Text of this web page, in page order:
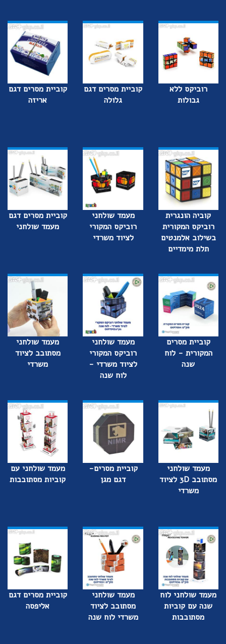
רוביקס ללא
גבולות
קוביית מסרים דגם
גלולה
קוביית מסרים דגם
אריזה
קוביה הונגרית
רוביקס המקורית
בשילוב אלמנטים
תלת מימדיים
מעמד שולחני
רוביקס המקורי
לציוד משרדי
קוביית מסרים דגם
מעמד שולחני
קוביית מסרים
המקורית - לוח
שנה
מעמד שולחני
רוביקס המקורי
לציוד משרדי -
לוח שנה
מעמד שולחני
מסתובב לציוד
משרדי
מעמד שולחני
מסתובב 3D לציוד
משרדי
קוביית מסרים-
דגם מגן
מעמד שולחני עם
קוביות מסתובבות
מעמד שולחני לוח
שנה עם קוביות
מסתובבות
מעמד שולחני
מסתובב לציוד
משרדי לוח שנה
קוביית מסרים דגם
אליפסה